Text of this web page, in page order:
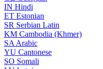
IN Hindi
ET Estonian
SR Serbian Latin
KM Cambodia (Khmer)
SA Arabic
YU Cantonese
SO Somali